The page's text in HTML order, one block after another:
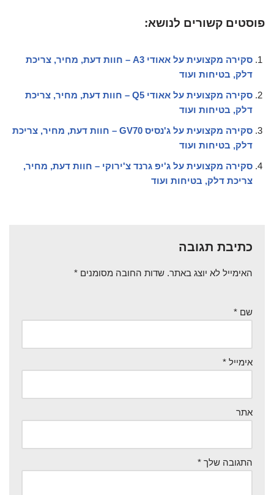
פוסטים קשורים לנושא:
סקירה מקצועית על אאודי A3 – חוות דעת, מחיר, צריכת
דלק, בטיחות ועוד
סקירה מקצועית על אאודי Q5 – חוות דעת, מחיר, צריכת
דלק, בטיחות ועוד
סקירה מקצועית על ג'נסיס GV70 – חוות דעת, מחיר, צריכת
דלק, בטיחות ועוד
סקירה מקצועית על ג'יפ גרנד צ'ירוקי – חוות דעת, מחיר,
צריכת דלק, בטיחות ועוד
כתיבת תגובה
האימייל לא יוצג באתר. שדות החובה מסומנים *
שם *
אימייל *
אתר
התגובה שלך *